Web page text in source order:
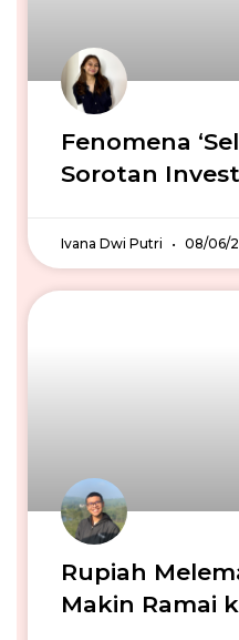
Fenomena
Sorotan
Ivana Dwi Putri 08/06/
Rupiah
Makin Ramai